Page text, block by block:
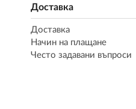
Доставка
Доставка
Начин на плащане
Често задавани въпроси